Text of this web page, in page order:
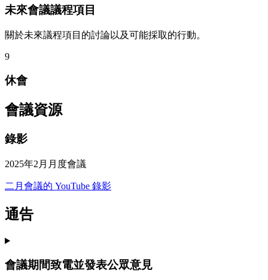
未來會議議程項目
關於未來議程項目的討論以及可能採取的行動。
9
休會
會議資源
錄影
2025年2月月度會議
二月會議的 YouTube 錄影
通告
會議期間致電並發表公眾意見